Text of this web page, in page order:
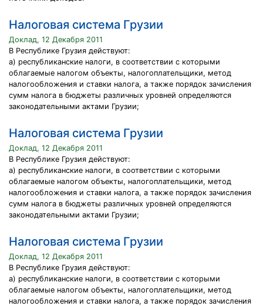
Налоговая система Грузии
Доклад, 12 Декабря 2011
В Республике Грузия действуют:
а) республиканские налоги, в соответствии с которыми
облагаемые налогом объекты, налогоплательщики, метод
налогообложения и ставки налога, а также порядок зачисления
сумм налога в бюджеты различных уровней определяются
законодательными актами Грузии;
Налоговая система Грузии
Доклад, 12 Декабря 2011
В Республике Грузия действуют:
а) республиканские налоги, в соответствии с которыми
облагаемые налогом объекты, налогоплательщики, метод
налогообложения и ставки налога, а также порядок зачисления
сумм налога в бюджеты различных уровней определяются
законодательными актами Грузии;
Налоговая система Грузии
Доклад, 12 Декабря 2011
В Республике Грузия действуют:
а) республиканские налоги, в соответствии с которыми
облагаемые налогом объекты, налогоплательщики, метод
налогообложения и ставки налога, а также порядок зачисления